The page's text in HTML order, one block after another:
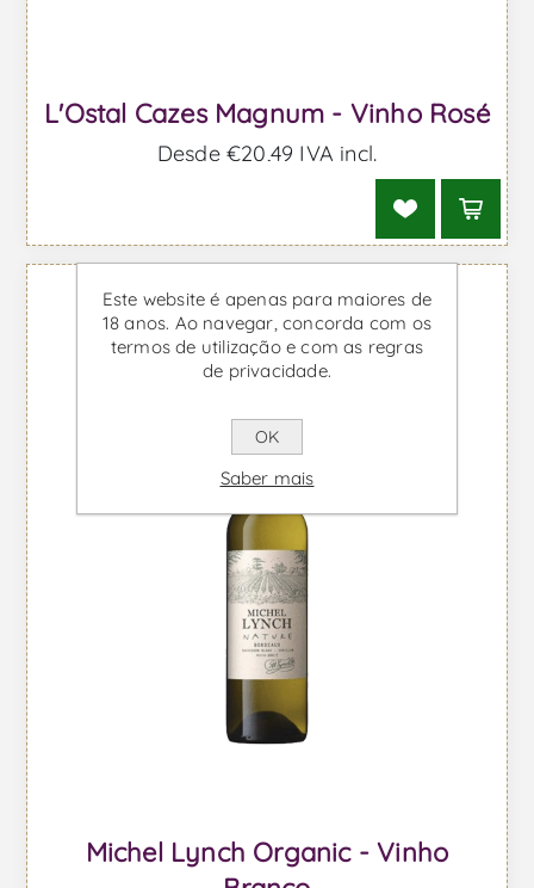
L'Ostal Cazes Magnum - Vinho Rosé
Desde €20,49 IVA incl.
Michel Lynch Organic - Vinho
Este website é apenas para maiores de
18 anos. Ao navegar, concorda com os
termos de utilização e com as regras
de privacidade.
OK
Saber mais